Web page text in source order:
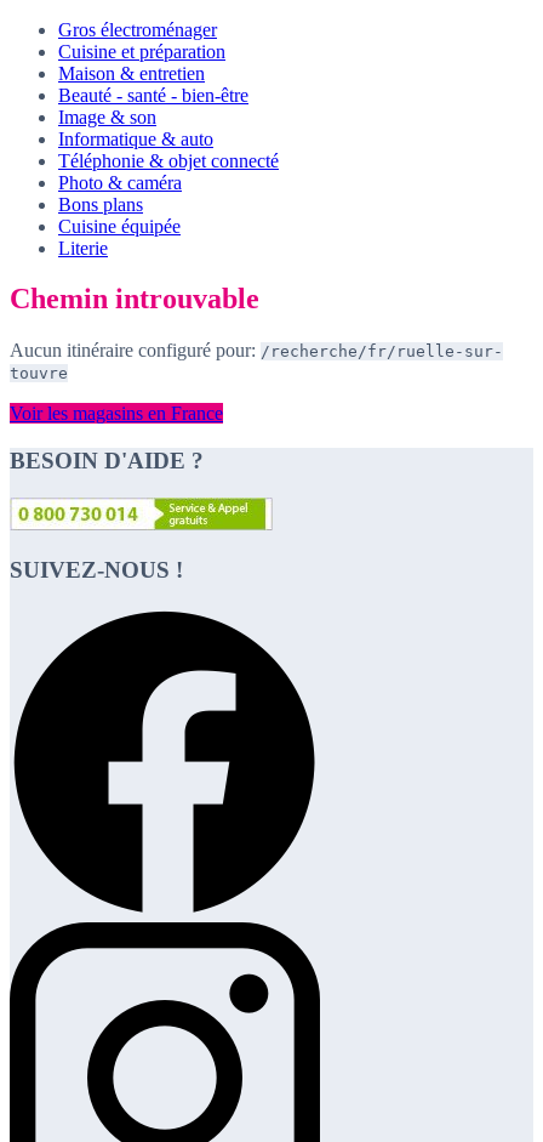
Gros électroménager
Cuisine et préparation
Maison & entretien
Beauté - santé - bien-être
Image & son
Informatique & auto
Téléphonie & objet connecté
Photo & caméra
Bons plans
Cuisine équipée
Literie
Chemin introuvable
Aucun itinéraire configuré pour: /recherche/fr/ruelle-sur-
touvre
Voir les magasins en France
BESOIN D'AIDE ?
SUIVEZ-NOUS !